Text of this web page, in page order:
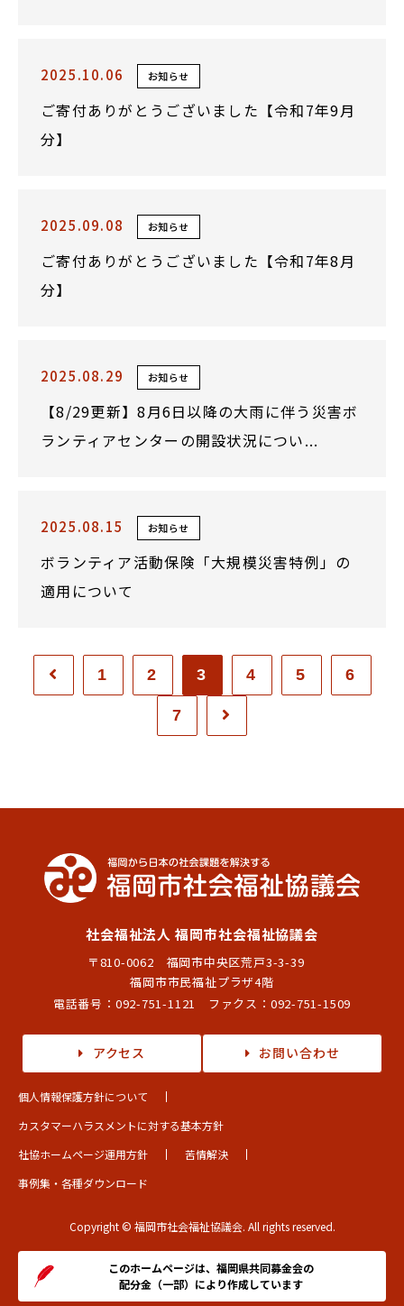
2025.10.06 お知らせ
ご寄付ありがとうございました【令和7年9月
分】
2025.09.08 お知らせ
ご寄付ありがとうございました【令和7年8月
分】
2025.08.29 お知らせ
【8/29更新】8月6日以降の大雨に伴う災害ボ
ランティアセンターの開設状況につい...
2025.08.15 お知らせ
ボランティア活動保険「大規模災害特例」の
適用について
1 2 3 4 5 6
7
社会福祉法人 福岡市社会福祉協議会
〒810-0062 福岡市中央区荒戸3-3-39
福岡市市民福祉プラザ4階
電話番号： 092-751-1121 ファクス：092-751-1509
アクセス お問い合わせ
個人情報保護方針について
カスタマーハラスメントに対する基本方針
社協ホームページ運用方針
苦情解決
事例集・各種ダウンロード
Copyright © 福岡市社会福祉協議会. All rights reserved.
このホームページは、福岡県共同募金会の
配分金（一部）により作成しています